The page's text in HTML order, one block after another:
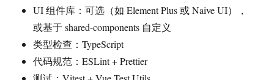
UI 组件库：可选（如 Element Plus 或 Naive UI），
或基于 shared-components 自定义
类型检查：TypeScript
代码规范：ESLint + Prettier